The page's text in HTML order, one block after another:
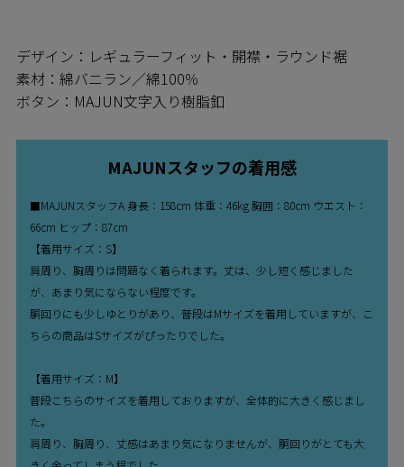
デザイン：レギュラーフィット・開襟・ラウンド裾
素材：綿バニラン／綿100％
ボタン：MAJUN文字入り樹脂釦
MAJUNスタッフの着用感
■MAJUNスタッフA 身長：158cm 体重：46kg 胸囲：80cm ウエスト：
66cm ヒップ：87cm
【着用サイズ：S】
肩周り、胸周りは問題なく着られます。丈は、少し短く感じました
が、あまり気にならない程度です。
胴回りにも少しゆとりがあり、普段はMサイズを着用していますが、こ
ちらの商品はSサイズがぴったりでした。
【着用サイズ：M】
普段こちらのサイズを着用しておりますが、全体的に大きく感じまし
た。
肩周り、胸周り、丈感はあまり気になりませんが、胴回りがとても大